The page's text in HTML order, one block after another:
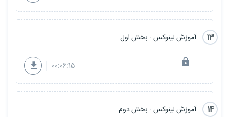
13 آموزش لینوکس - بخش اول
00:06:15
14 آموزش لینوکس - بخش دوم